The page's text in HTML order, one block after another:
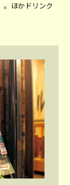
。ほかドリンク